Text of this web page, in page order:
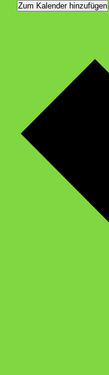
Zum Kalender hinzufügen